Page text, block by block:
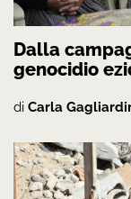
Dalla
genocidio
di Carla